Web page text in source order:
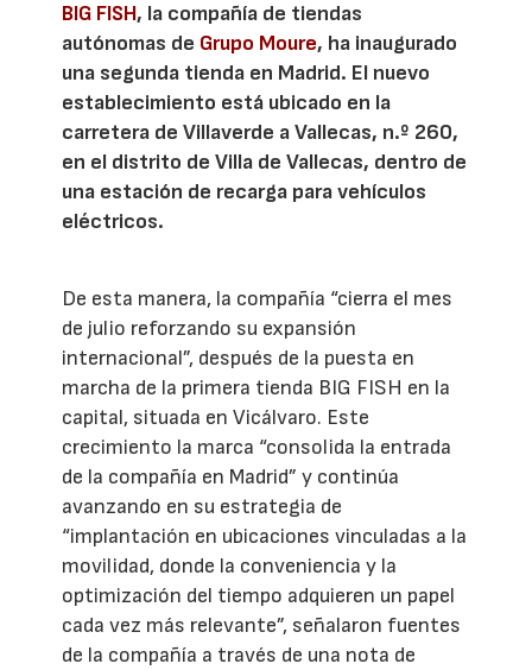
BIG FISH, la compañía de tiendas
autónomas de Grupo Moure, ha inaugurado
una segunda tienda en Madrid. El nuevo
establecimiento está ubicado en la
carretera de Villaverde a Vallecas, n.º 260,
en el distrito de Villa de Vallecas, dentro de
una estación de recarga para vehículos
eléctricos.
De esta manera, la compañía “cierra el mes
de julio reforzando su expansión
internacional”, después de la puesta en
marcha de la primera tienda BIG FISH en la
capital, situada en Vicálvaro. Este
crecimiento la marca “consolida la entrada
de la compañía en Madrid” y continúa
avanzando en su estrategia de
“implantación en ubicaciones vinculadas a la
movilidad, donde la conveniencia y la
optimización del tiempo adquieren un papel
cada vez más relevante”, señalaron fuentes
de la compañía a través de una nota de